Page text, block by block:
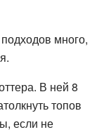
много,
В ней 8
топов
если не